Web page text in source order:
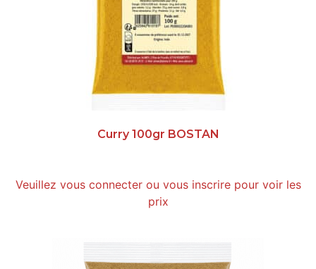
Curry 100gr BOSTAN
Veuillez vous connecter ou vous inscrire pour voir les
prix